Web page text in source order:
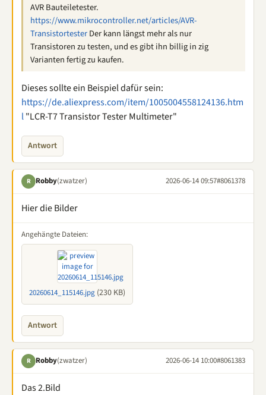
AVR Bauteiletester.
https://www.mikrocontroller.net/articles/AVR-
TransistortesterDer kann längst mehr als nur
Transistoren zu testen, und es gibt ihn billig in zig
Varianten fertig zu kaufen.
Dieses sollte ein Beispiel dafür sein:
https://de.aliexpress.com/item/1005004558124136.htm
l"LCR-T7 Transistor Tester Multimeter"
Antwort
R Robby(zwatzer) 2026-06-14 09:57#8061378
Hier die Bilder
Angehängte Dateien:
20260614_115146.jpg (230 KB)
Antwort
R Robby(zwatzer) 2026-06-14 10:00#8061383
Das 2.Bild